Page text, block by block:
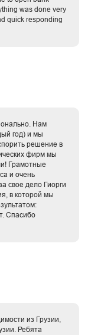
was done very
quick responding
Нам
год) и мы
решение в
фирм мы
Грамотные
и очень
свое дело Гиорги
в которой мы
Спасибо
из Грузии,
Ребята